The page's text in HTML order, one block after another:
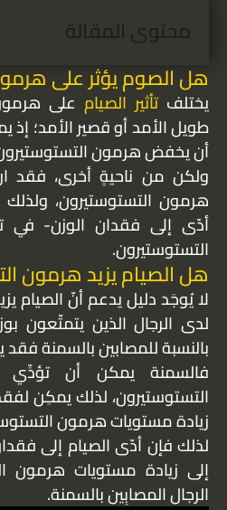
محتوى المقالة
هل الصوم يؤثر على
يختلف تأثير الصيام على
طويل الأمد أو قصير الأمد؛ إذ
أن يخفض هرمون
ولكن من ناحيةٍ أخرى، فقد
هرمون التستوستيرون،
أدّى إلى فقدان الوزن- في
التستوستيرون.
هل الصيام يزيد هرمون
لا يُوجَد دليل يدعم أنّ الصيام
لدى الرجال الذين يتمتّعون
بالنسبة للمصابين بالسمنة
فالسمنة يمكن أن
التستوستيرون، لذلك يمكِن
زيادة مستويات هرمون
لذلك فإن أدّى الصيام إلى
إلى زيادة مستويات هرمون
الرجال المصابِين بالسمنة.